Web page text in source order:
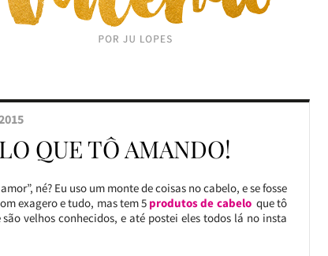
QUE TÔ AMANDO!
né? Eu uso um monte de coisas no cabelo, e se fosse
exagero e tudo, mas tem 5 produtos de cabeloque tô
velhos conhecidos, e até postei eles todos lá no insta